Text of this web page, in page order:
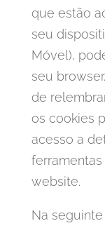
que estão
seu
Móvel),
seu
de
os cookies
acesso a
website.
Na